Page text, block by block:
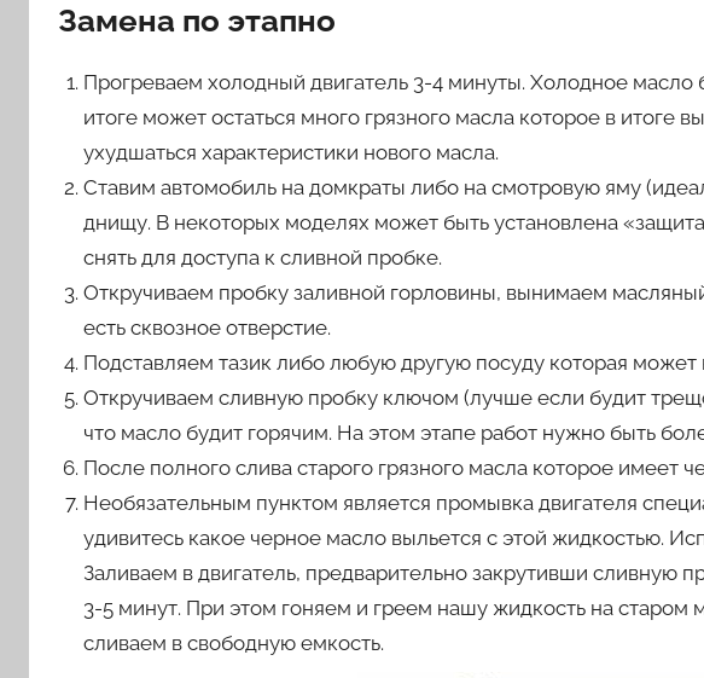
Замена по этапно
Прогреваем холодный двигатель 3-4 минуты. Холодное масло
итоге может остаться много грязного масла которое в итоге
ухудшаться характеристики нового масла.
Ставим автомобиль на домкраты либо на смотровую яму
днищу. В некоторых моделях может быть установлена
снять для доступа к сливной пробке.
Откручиваем пробку заливной горловины, вынимаем
есть сквозное отверстие.
Подставляем тазик либо любую другую посуду которая может
Откручиваем сливную пробку ключом (лучше если будит
что масло будит горячим. На этом этапе работ нужно быть
После полного слива старого грязного масла которое имеет
Необязательным пунктом является промывка двигателя
удивитесь какое черное масло выльется с этой жидкостью.
Заливаем в двигатель, предварительно закрутивши сливную
3-5 минут. При этом гоняем и греем нашу жидкость на
сливаем в свободную емкость.